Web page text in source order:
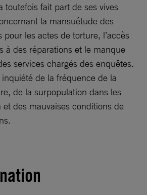
toutefois fait part de ses vives
la mansuétude des
pour les actes de torture, l’accès
à des réparations et le manque
services chargés des enquêtes.
inquiété de la fréquence de la
de la surpopulation dans les
des mauvaises conditions de